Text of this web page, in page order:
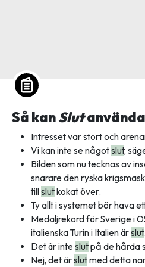
Så kanSlut
Intresset var stort och
Vi kan inte se någotslut,
Bilden som nu tecknas av
snarare den ryska
till slut kokat över.
Ty allt i systemet bör hava
Medaljrekord för Sverige i
italienska Turin i Italien ärslut.
Det är inte slutpå de hårda
Nej, det ärslutmed detta